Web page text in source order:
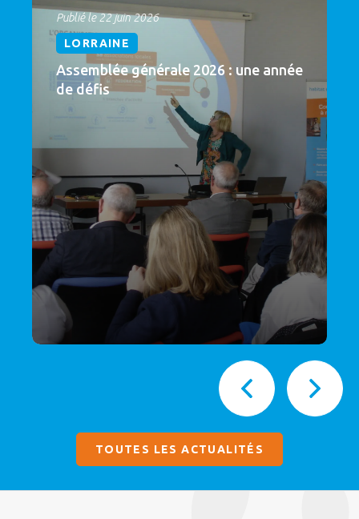
Publié le 22 juin 2026
LORRAINE
Assemblée générale 2026 : une année
de défis
TOUTES LES ACTUALITÉS